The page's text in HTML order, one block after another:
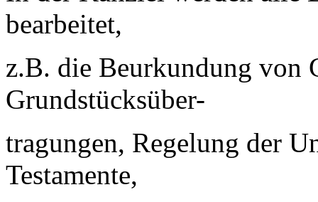
bearbeitet,
z.B. die Beurkundung von
Grundstücksüber-
tragungen, Regelung der
Testamente,